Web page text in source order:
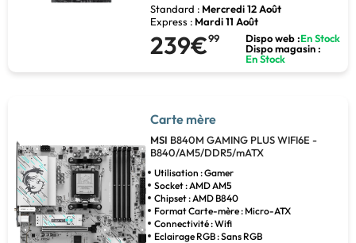
Standard : Mercredi 12 Août
Express : Mardi 11 Août
239€99 Dispo web :En Stock
Dispo magasin :
En Stock
Carte mère
MSI B840M GAMING PLUS WIFI6E -
B840/AM5/DDR5/mATX
Utilisation : Gamer
Socket : AMD AM5
Chipset : AMD B840
Format Carte-mère : Micro-ATX
Connectivité : Wifi
Eclairage RGB : Sans RGB